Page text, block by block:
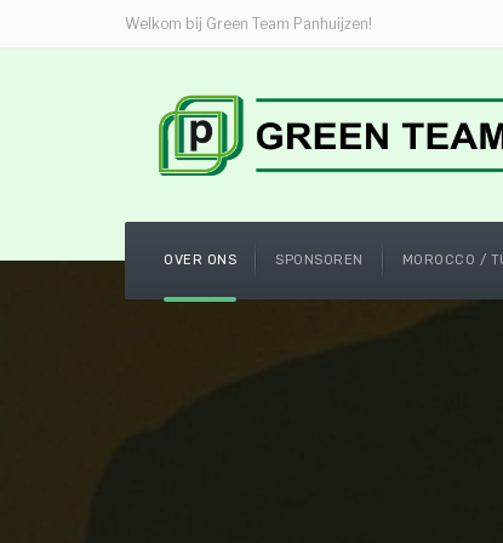
Welkom bij Green Team Panhuijzen!
OVER ONS SPONSOREN MOROCCO /